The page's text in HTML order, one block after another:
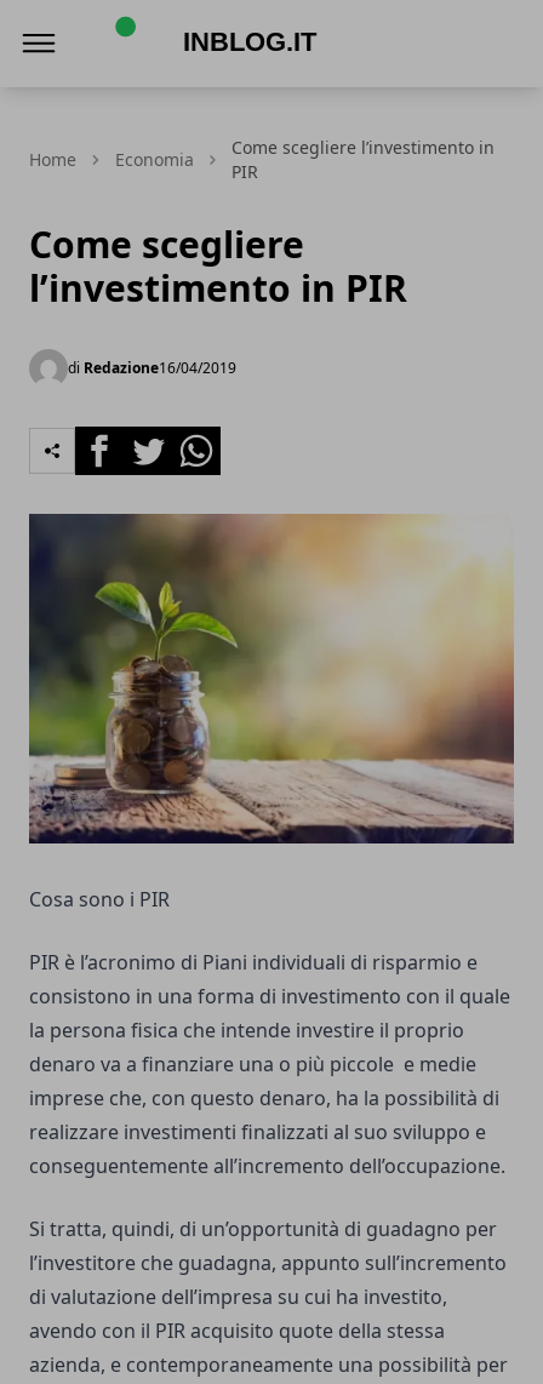
Home Economia
Come scegliere l’investimento in
PIR
Come scegliere
l’investimento in PIR
di Redazione16/04/2019
FacebookTwitterWhatsapp
Cosa sono i PIR
PIR è l’acronimo di Piani individuali di risparmio e
consistono in una forma di investimento con il quale
la persona fisica che intende investire il proprio
denaro va a finanziare una o più piccole e medie
imprese che, con questo denaro, ha la possibilità di
realizzare investimenti finalizzati al suo sviluppo e
conseguentemente all’incremento dell’occupazione.
Si tratta, quindi, di un’opportunità di guadagno per
l’investitore che guadagna, appunto sull’incremento
di valutazione dell’impresa su cui ha investito,
avendo con il PIR acquisito quote della stessa
azienda, e contemporaneamente una possibilità per